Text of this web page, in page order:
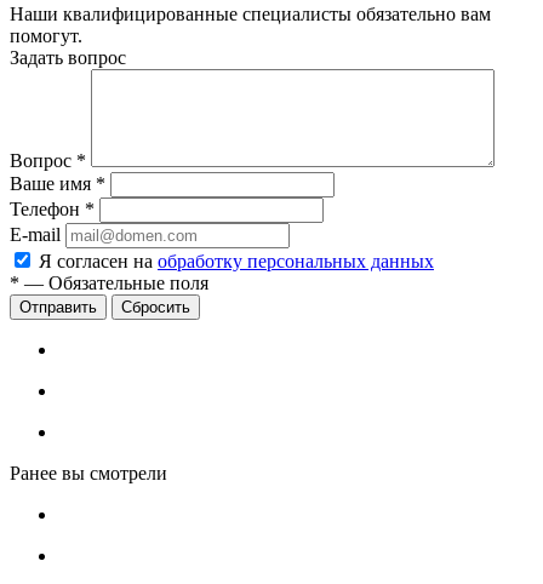
Наши квалифицированные специалисты обязательно вам
помогут.
Задать вопрос
Вопрос *
Ваше имя *
Телефон *
E-mail
Я согласен на обработку персональных данных
* — Обязательные поля
Сбросить
Ранее вы смотрели